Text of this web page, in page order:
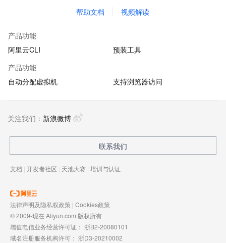
帮助文档 视频解读
产品功能
阿里云CLI
预装工具
产品功能
自动分配虚拟机
支持浏览器访问
关注我们： 新浪微博
联系我们
文档 | 开发者社区 | 天池大赛 | 培训与认证
法律声明及隐私权政策 | Cookies政策
© 2009-现在 Aliyun.com 版权所有
增值电信业务经营许可证： 浙B2-20080101
域名注册服务机构许可： 浙D3-20210002